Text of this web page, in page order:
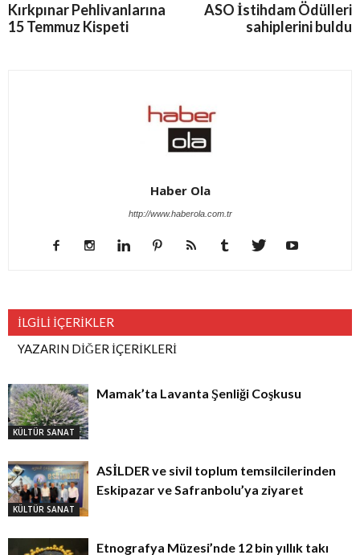
Kırkpınar Pehlivanlarına
15 Temmuz Kispeti
ASO İstihdam Ödülleri
sahiplerini buldu
Haber Ola
http://www.haberola.com.tr
İLGİLİ İÇERİKLER
YAZARIN DİĞER İÇERİKLERİ
KÜLTÜR SANAT
Mamak’ta Lavanta Şenliği Coşkusu
KÜLTÜR SANAT
ASİLDER ve sivil toplum temsilcilerinden
Eskipazar ve Safranbolu’ya ziyaret
Etnografya Müzesi’nde 12 bin yıllık takı